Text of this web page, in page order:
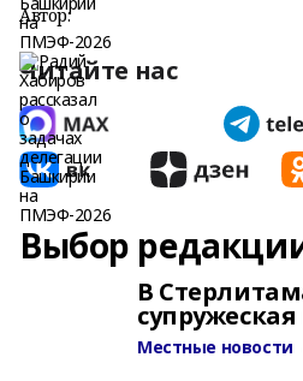
Автор:
Читайте нас
Выбор
В
Местные новости